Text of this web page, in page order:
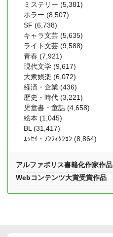
ミステリー (5,381)
ホラー (8,507)
SF (6,738)
キャラ文芸 (5,635)
ライト文芸 (9,588)
青春 (7,921)
現代文学 (9,617)
大衆娯楽 (6,072)
経済・企業 (436)
歴史・時代 (3,221)
児童書・童話 (4,658)
絵本 (1,045)
BL (31,417)
ｴｯｾｲ・ﾉﾝﾌｨｸｼｮﾝ (8,864)
アルファポリス書籍化作家作品
Webコンテンツ大賞受賞作品